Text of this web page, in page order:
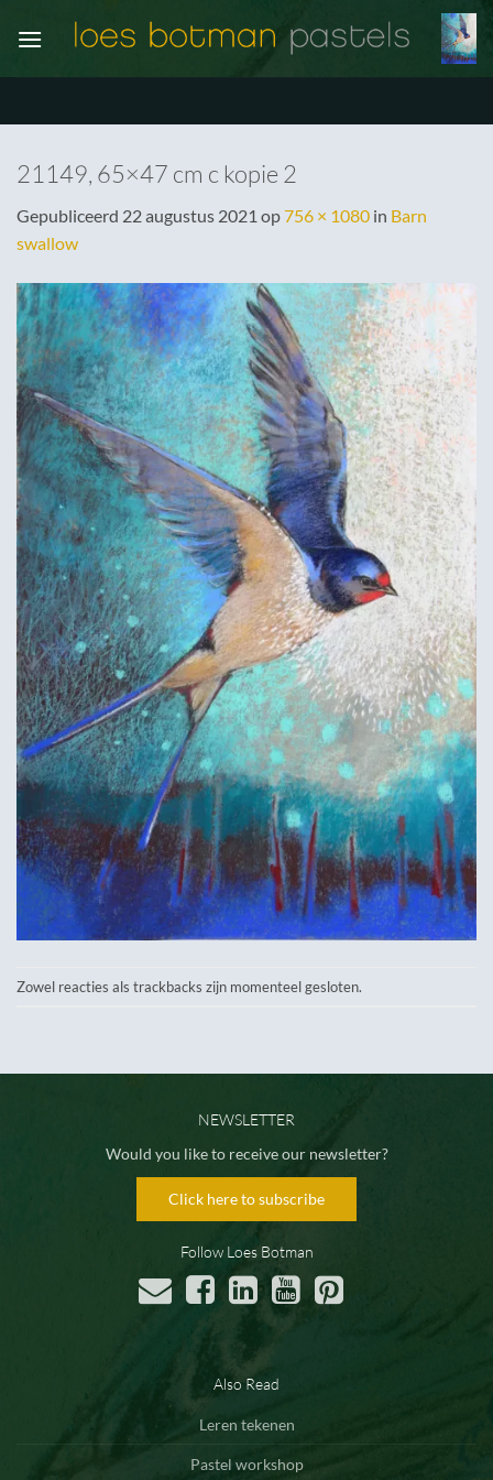
naar
21149, 65×47 cm c kopie 2
Gepubliceerd 22 augustus 2021 op756 × 1080 in Barn
swallow
Zowel reacties als trackbacks zijn momenteel gesloten.
NEWSLETTER
Would you like to receive our newsletter?
Click here to subscribe
Follow Loes Botman
Also Read
Leren tekenen
Pastel workshop